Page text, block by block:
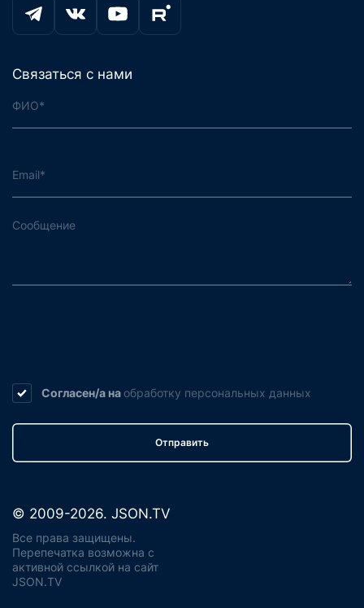
Связаться с нами
Согласен/а на обработку персональных данных
Отправить
© 2009-2026. JSON.TV
Все права защищены.
Перепечатка возможна с
активной ссылкой на сайт
JSON.TV